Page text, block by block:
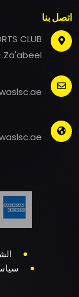
اتصل بنا
CLUB
Za'abeel